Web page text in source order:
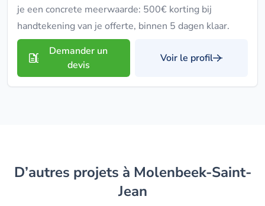
je een concrete meerwaarde: 500€ korting bij
handtekening van je offerte, binnen 5 dagen klaar.
Demander un
devis
Voir le profil
D’autres projets à Molenbeek-Saint-
Jean